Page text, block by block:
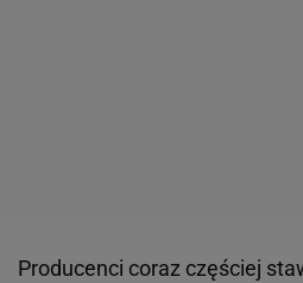
Producenci coraz częściej